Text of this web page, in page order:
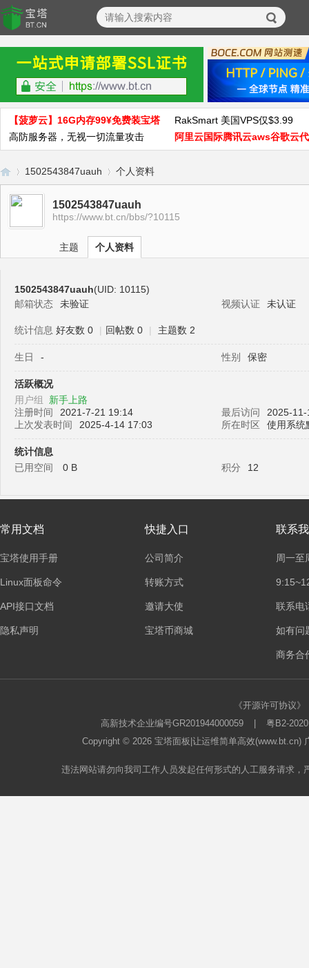
【菠萝云】16G内存99¥免费装宝塔
RakSmart 美国VPS仅$3.99
高防服务器，无视一切流量攻击
阿里云国际腾讯云aws谷歌云
宝›
1502543847uauh 个人资料
1502543847uauh
https://www.bt.cn/bbs/?10115
主题 个人资料
1502543847uauh(UID: 10115)
邮箱状态
未验证 视频认证 未认证
统计信息 好友数 0 | 回帖数 0 | 主题数 2
生日 - 性别 保密
活跃概况
用户组 新手上路
注册时间
2021-7-21 19:14 最后访问
2025-
上次发表时间
2025-4-14 17:03 所在时区 使用系统
统计信息
已用空间
0 B 积分 12
常用文档
宝塔使用手册
Linux面板命令
API接口文档
隐私声明
快捷入口
公司简介
转账方式
邀请大使
宝塔币商城
联系
周一至
联系电
如有问
商务合
《开源许可协议》
高新技术企业编号GR201944000059
粤B2-
Copyright © 2026 宝塔面板 |让运维简单高效
违法网站请勿向我司工作人员发起任何形式的人工服务请求，